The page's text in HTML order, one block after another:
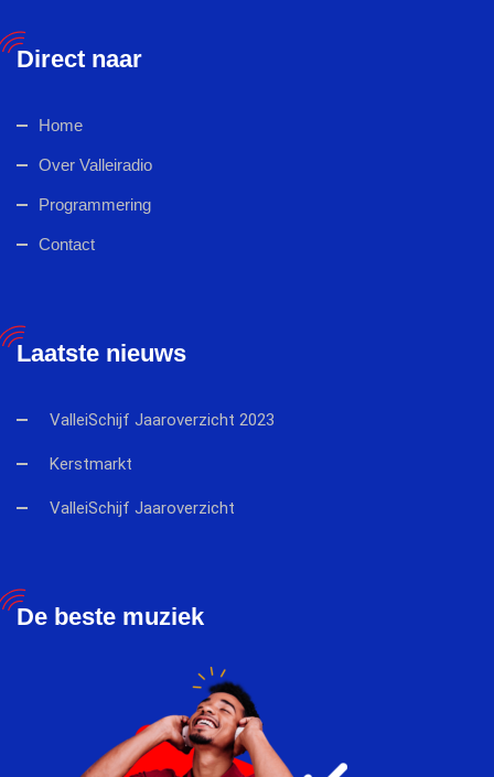
Direct naar
Home
Over Valleiradio
Programmering
Contact
Laatste nieuws
ValleiSchijf Jaaroverzicht 2023
Kerstmarkt
ValleiSchijf Jaaroverzicht
De beste muziek